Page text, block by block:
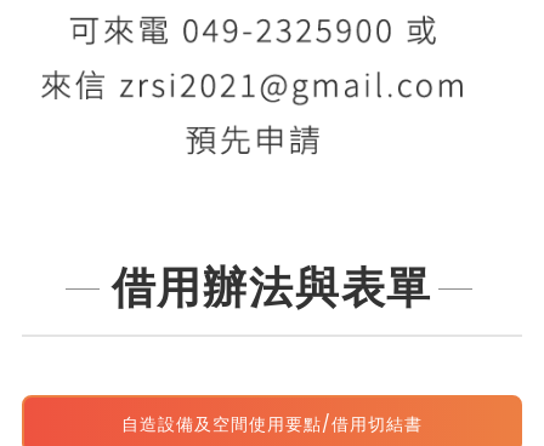
借用辦法與表單
自造設備及空間使用要點/借用切結書